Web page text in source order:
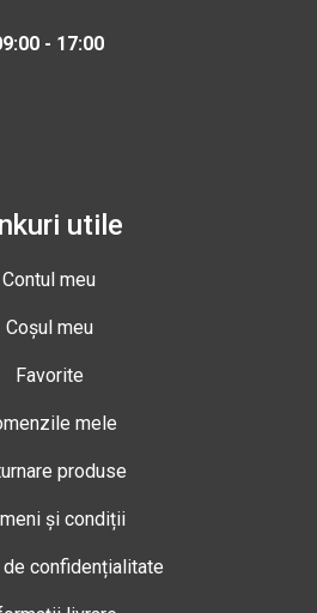
- 17:00
utile
Contul meu
Coșul meu
Favorite
mele
produse
și condiții
de confidențialitate